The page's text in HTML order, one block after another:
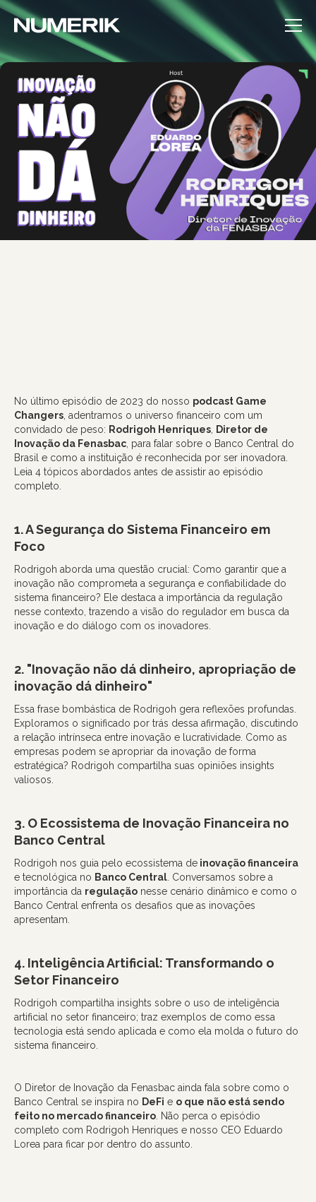
No último episódio de 2023 do nosso podcast Game
Changers , adentramos o universo financeiro com um
convidado de peso: Rodrigoh Henriques
Diretor de
Inovação da Fenasbac , para falar sobre o Banco Central do
Brasil e como a instituição é reconhecida por ser inovadora.
Leia 4 tópicos abordados antes de assistir ao episódio
completo.
1. A Segurança do Sistema Financeiro em
Foco
Rodrigoh aborda uma questão crucial: Como garantir que a
inovação não comprometa a segurança e confiabilidade do
sistema financeiro? Ele destaca a importância da regulação
nesse contexto, trazendo a visão do regulador em busca da
inovação e do diálogo com os inovadores.
2. "Inovação não dá dinheiro, apropriação de
inovação dá dinheiro"
Essa frase bombástica de Rodrigoh gera reflexões profundas.
Exploramos o significado por trás dessa afirmação, discutindo
a relação intrínseca entre inovação e lucratividade. Como as
empresas podem se apropriar da inovação de forma
estratégica? Rodrigoh compartilha suas opiniões insights
valiosos.
3. O Ecossistema de Inovação Financeira no
Banco Central
Rodrigoh nos guia pelo ecossistema de inovação financeira
e tecnológica no Banco Central . Conversamos sobre a
importância da regulação nesse cenário dinâmico e como o
Banco Central enfrenta os desafios que as inovações
apresentam.
4. Inteligência Artificial: Transformando o
Setor Financeiro
Rodrigoh compartilha insights sobre o uso de inteligência
artificial no setor financeiro; traz exemplos de como essa
tecnologia está sendo aplicada e como ela molda o futuro do
sistema financeiro.
O Diretor de Inovação da Fenasbac ainda fala sobre como o
Banco Central se inspira no DeFi e o que não está sendo
feito no mercado financeiro . Não perca o episódio
completo com Rodrigoh Henriques e nosso CEO Eduardo
Lorea para ficar por dentro do assunto.